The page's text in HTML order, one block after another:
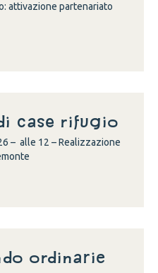
attivazione partenariato
case rifugio
– alle 12 – Realizzazione
Ordinarie